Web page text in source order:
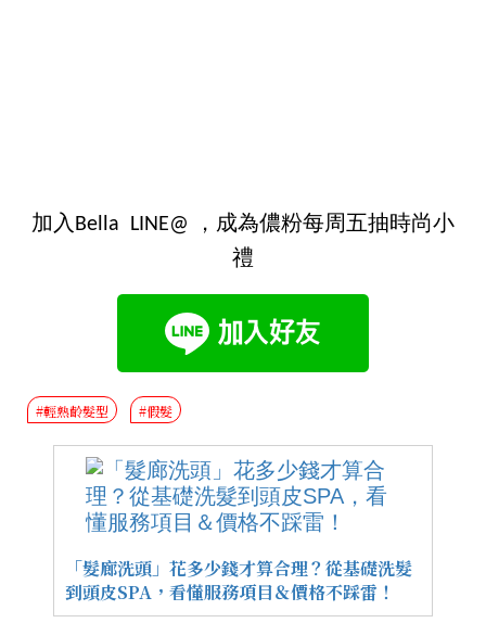
加入Bella LINE@ ，成為儂粉每周五抽時尚小
禮
#輕熟齡髮型 #假髮
「髮廊洗頭」花多少錢才算合理？從基礎洗髮
到頭皮SPA，看懂服務項目＆價格不踩雷！